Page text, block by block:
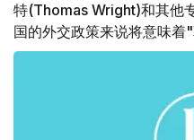
特(Thomas Wright)和其他
国的外交政策来说将意味着"